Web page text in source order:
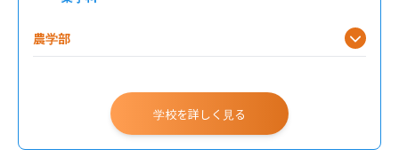
農学部
学校を詳しく見る